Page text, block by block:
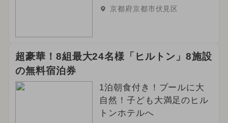
京都府京都市伏見区
超豪華！8組最大24名様「ヒルトン」8施設
の無料宿泊券
1泊朝食付き！プールに大
自然！子ども大満足のヒル
トンホテルへ